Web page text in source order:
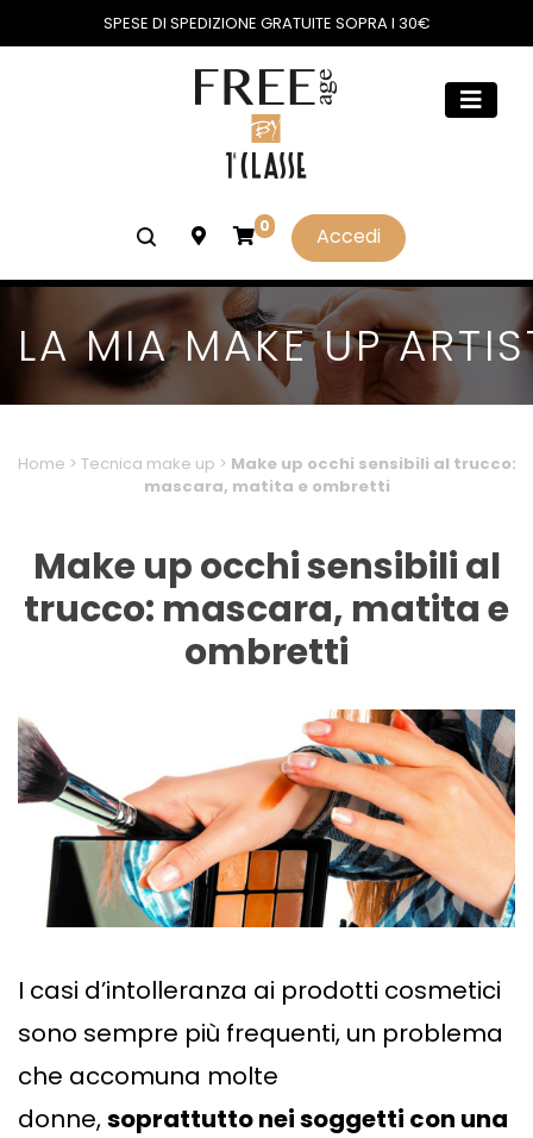
SPESE DI SPEDIZIONE GRATUITE SOPRA I 30€
0 Accedi
LA MIA MAKE UP
Home > Tecnica make up > Make up occhi sensibili al trucco:
mascara, matita e ombretti
Make up occhi sensibili al
trucco: mascara, matita e
ombretti
I casi d’intolleranza ai prodotti cosmetici
sono sempre più frequenti, un problema
che accomuna molte
donne,soprattutto nei soggetti con una